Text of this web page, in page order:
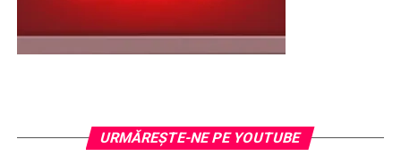
URMĂREŞTE-NE PE YOUTUBE